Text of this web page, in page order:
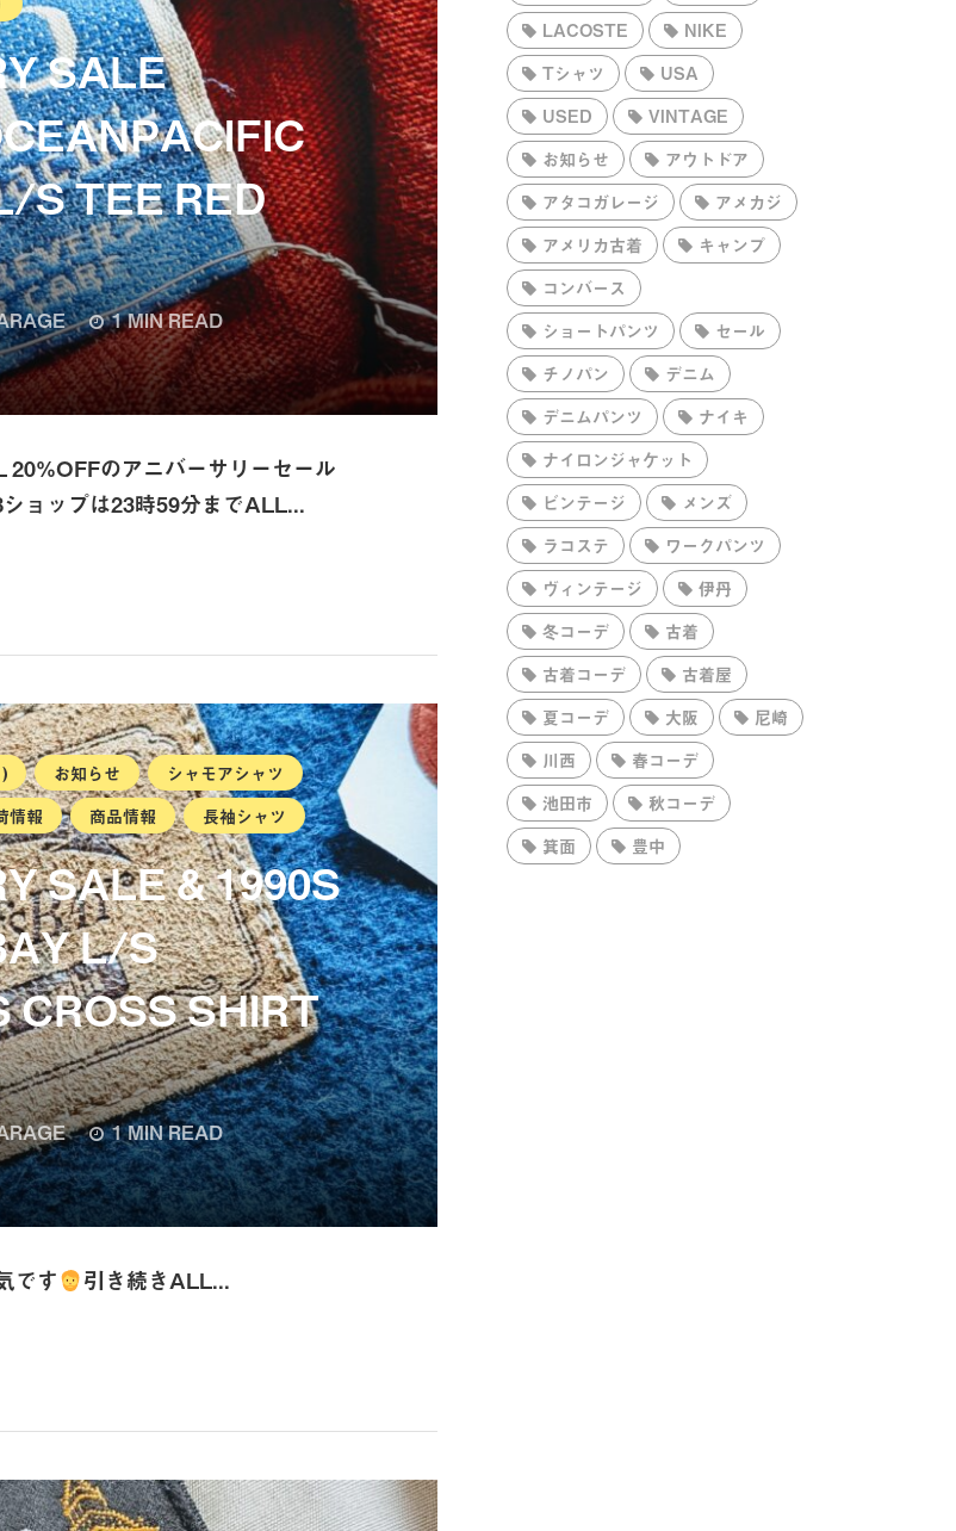
SALE
S TEE RED
1 MIN READ
20%OFFのアニバーサリーセール
ョップは23時59分までALL...
お知らせ
シャモアシャツ
情報 商品情報 長袖シャツ
SALE & 1990S
L/S
SHIRT
1 MIN READ
です 引き続きALL...
LACOSTE
NIKE
Tシャツ
USA
USED
VINTAGE
お知らせ
アウトドア
アタコガレージ
アメカジ
アメリカ古着
キャンプ
コンバース
ショートパンツ
セール
チノパン
デニム
デニムパンツ
ナイキ
ナイロンジャケット
ビンテージ
メンズ
ラコステ
ワークパンツ
ヴィンテージ
伊丹
冬コーデ
古着
古着コーデ
古着屋
夏コーデ
大阪
尼崎
川西
春コーデ
池田市
秋コーデ
箕面
豊中